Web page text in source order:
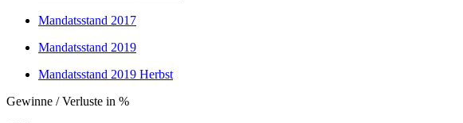
Mandatsstand 2017
Mandatsstand 2019
Mandatsstand 2019 Herbst
Gewinne / Verluste in %